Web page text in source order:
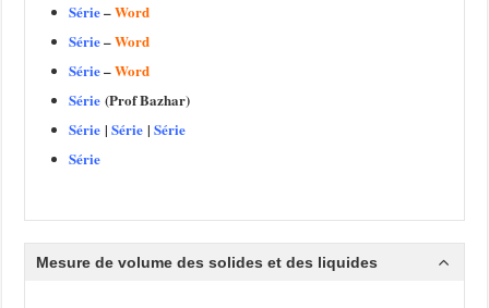
Série–Word
Série–Word
Série–Word
Série (Prof Bazhar)
Série |Série |Série
Série
Mesure de volume des solides et des liquides